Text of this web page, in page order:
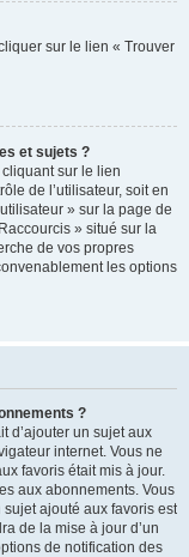
sur le lien « Trouver
et sujets ?
sur le lien
de l’utilisateur, soit en
» sur la page de
» situé sur la
de vos propres
les options
?
d’ajouter un sujet aux
internet. Vous ne
favoris était mis à jour.
aux abonnements. Vous
ajouté aux favoris est
de la mise à jour d’un
de notification des